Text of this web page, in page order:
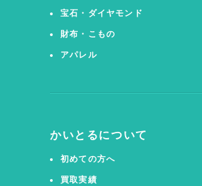
宝石・ダイヤモンド
財布・こもの
アパレル
かいとるについて
初めての方へ
買取実績